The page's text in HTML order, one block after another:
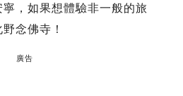
，如果想體驗非一般的旅
念佛寺！
廣告